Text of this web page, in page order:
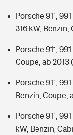
Porsche 911,
316 kW, Benzin,
Porsche 911,
Coupe, ab 2013
Porsche 911,
Benzin, Coupe,
Porsche 911,
kW, Benzin,